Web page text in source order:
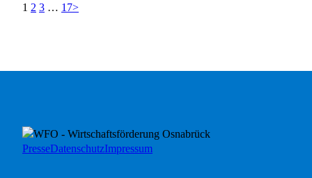
1 2 3 … 17>
PresseDatenschutzImpressum